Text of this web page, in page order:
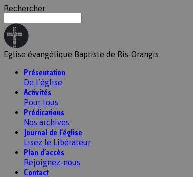
Rechercher
Eglise évangélique Baptiste de Ris-Orangis
Présentation
De l’église
Activités
Pour tous
Prédications
Nos archives
Journal de l’église
Lisez le Libérateur
Plan d’accès
Rejoignez-nous
Contact